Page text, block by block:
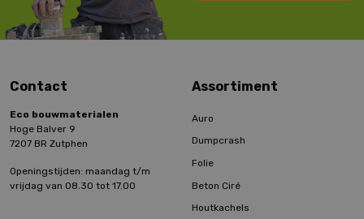
Contact
Eco bouwmaterialen
Hoge Balver 9
7207 BR Zutphen
Openingstijden: maandag t/m
vrijdag van 08.30 tot 17.00
Assortiment
Auro
Dumpcrash
Folie
Beton Ciré
Houtkachels